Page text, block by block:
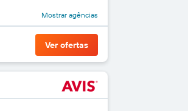
Mostrar agências
Ver ofertas